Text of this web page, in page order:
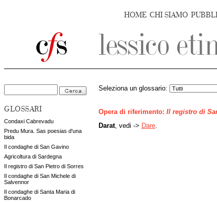
HOME CHI SIAMO
GLOSSARI
Condaxi Cabrevadu
Predu Mura. Sas poesias d'una
bida
Il condaghe di San Gavino
Agricoltura di Sardegna
Il registro di San Pietro di Sorres
Il condaghe di San Michele di
Salvennor
Il condaghe di Santa Maria di
Bonarcado
Seleziona un glossario:
Opera di riferimento: Il registro di
Darat, vedi -> Dare